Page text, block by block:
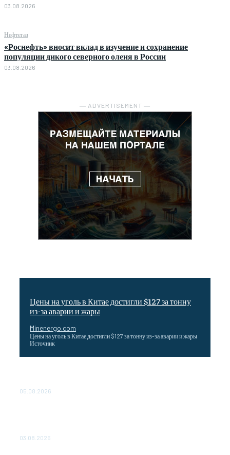
03.08.2026
Нефтегаз
«Роснефть» вносит вклад в изучение и сохранение
популяции дикого северного оленя в России
03.08.2026
― ADVERTISEMENT ―
Цены на уголь в Китае достигли $127 за тонну
из-за аварии и жары
Minenergo.com
Цены на уголь в Китае достигли $127 за тонну из-за аварии и жары
Источник
05.08.2026
03.08.2026